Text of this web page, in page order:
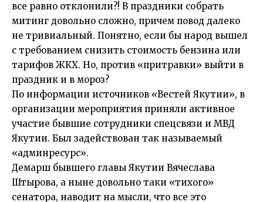
все равно отклонили?! В праздники собрать
митинг довольно сложно, причем повод далеко
не тривиальный. Понятно, если бы народ вышел
с требованием снизить стоимость бензина или
тарифов ЖКХ. Но, против «притравки» выйти в
праздник и в мороз?
По информации источников «Вестей Якутии», в
организации мероприятия приняли активное
участие бывшие сотрудники спецсвязи и МВД
Якутии. Был задействован так называемый
«админресурс».
Демарш бывшего главы Якутии Вячеслава
Штырова, а ныне довольно таки «тихого»
сенатора, наводит на мысли, что все это